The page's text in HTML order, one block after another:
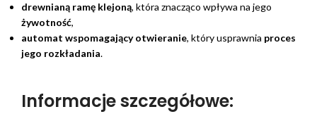
drewnianą ramę klejoną, która znacząco wpływa na jego
żywotność,
automat wspomagający otwieranie, który usprawnia proces
jego rozkładania.
Informacje szczegółowe: